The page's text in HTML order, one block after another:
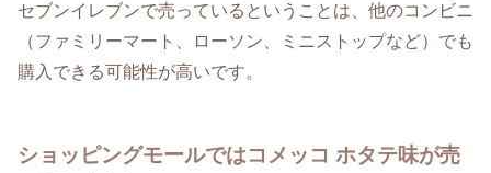
セブンイレブンで売っているということは、他のコンビニ
（ファミリーマート、ローソン、ミニストップなど）でも
購入できる可能性が高いです。
ショッピングモールではコメッコ ホタテ味が売